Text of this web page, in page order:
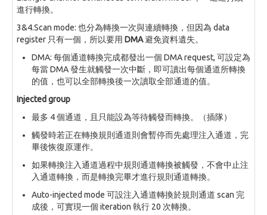
進行轉換。
3&4.Scan mode: 也分為轉換一次與連續轉換，但因為 data
register 只有一個，所以要用 DMA避免資料遺失。
DMA: 每個通道轉換完成都發出一個 DMA request, 可設定為
每當 DMA 發生就觸發一次中斷，即可讀出每個通道所轉換
的值，也可以全部轉換後一次讀取全部通道的值。
Injected group
最多 4 個通道，且只能設為等待觸發而轉換。（插隊）
觸發時若正在轉換規則通道則會暫停而先處理注入通道，完
畢後恢復原運作。
如果轉換注入通道過程中規則通道轉換被觸發，不會中止注
入通道轉換，而是轉換完畢才進行規則通道轉換。
Auto-injected mode 可設注入通道轉換於規則通道 scan 完
成後，可實現一個 iteration 執行 20 次轉換。